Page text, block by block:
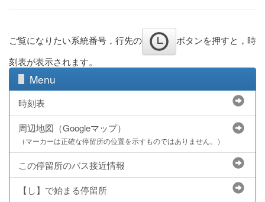
ご覧になりたい系統番号，行先の
ボタンを押すと，時
刻表が表示されます。
Menu
時刻表
周辺地図（Googleマップ）
（マーカーは正確な停留所の位置を示すものではありません。）
この停留所のバス接近情報
【し】で始まる停留所